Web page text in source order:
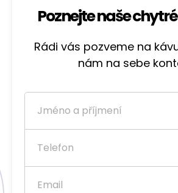
Poznejte naše
Rádi vás pozveme na
nám na sebe